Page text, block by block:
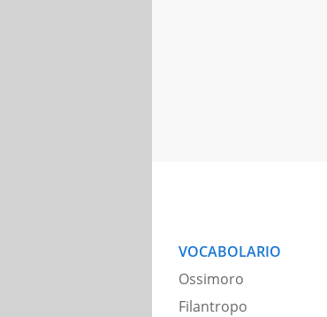
VOCABOLARIO
Ossimoro
Filantropo